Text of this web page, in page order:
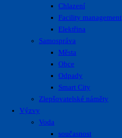
Chlazení
Facility management
Elektřina
Samospráva
Města
Obce
Odpady
Smart City
Zlepšovatelské náměty
Výzvy
Voda
současnost